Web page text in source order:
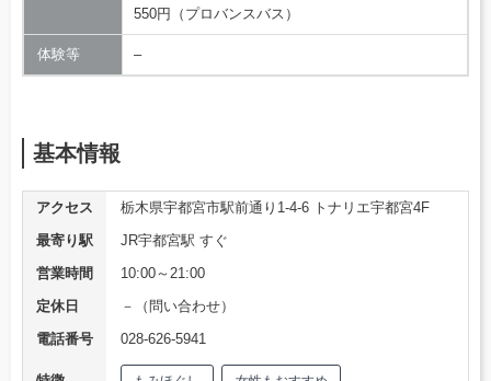
550円（プロバンスバス）
体験等 –
基本情報
アクセス
栃木県宇都宮市駅前通り1-4-6 トナリエ宇都宮4F
最寄り駅
JR宇都宮駅 すぐ
営業時間
10:00～21:00
定休日
－（問い合わせ）
電話番号
028-626-5941